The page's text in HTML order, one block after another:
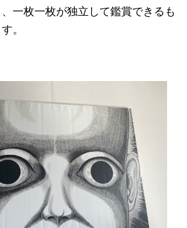
一枚一枚が独立して鑑賞できるも
。